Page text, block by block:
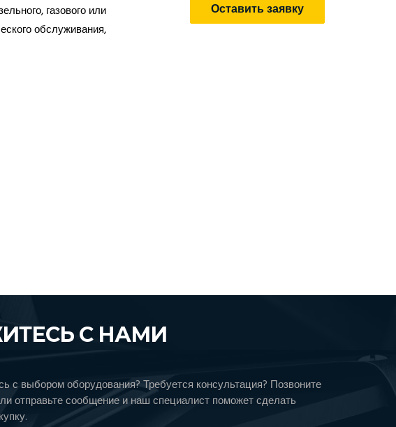
газового или
обслуживания,
Оставить заявку
С НАМИ
с выбором оборудования? Требуется консультация? Позвоните
отправьте сообщение и наш специалист поможет сделать